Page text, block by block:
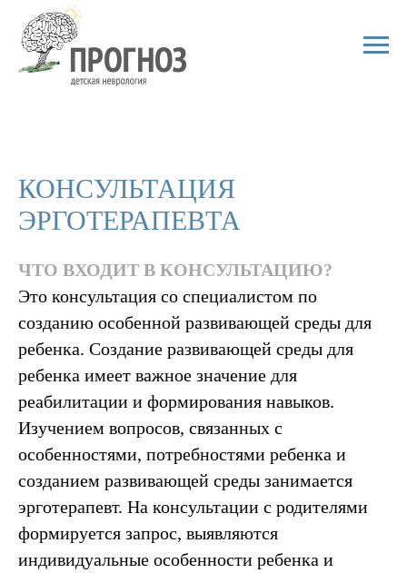
КОНСУЛЬТАЦИЯ
ЭРГОТЕРАПЕВТА
ЧТО ВХОДИТ В КОНСУЛЬТАЦИЮ?
Это консультация со специалистом по
созданию особенной развивающей среды для
ребенка. Создание развивающей среды для
ребенка имеет важное значение для
реабилитации и формирования навыков.
Изучением вопросов, связанных с
особенностями, потребностями ребенка и
созданием развивающей среды занимается
эрготерапевт. На консультации с родителями
формируется запрос, выявляются
индивидуальные особенности ребенка и